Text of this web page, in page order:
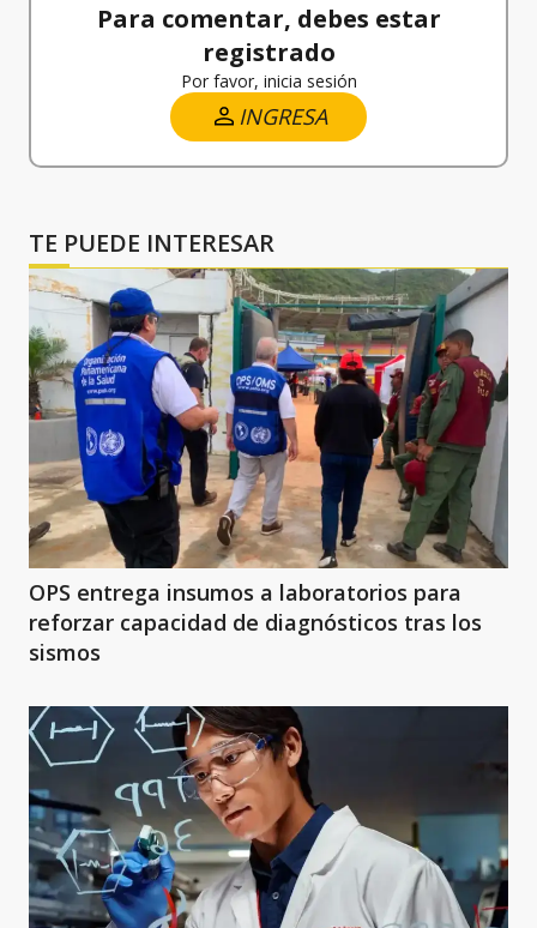
Para comentar, debes estar
registrado
Por favor, inicia sesión
INGRESA
TE PUEDE INTERESAR
OPS entrega insumos a laboratorios para
reforzar capacidad de diagnósticos tras los
sismos